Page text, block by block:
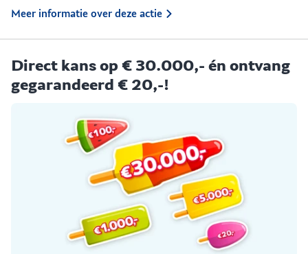
Meer informatie over deze actie
Direct kans op € 30.000,- én ontvang
gegarandeerd € 20,-!